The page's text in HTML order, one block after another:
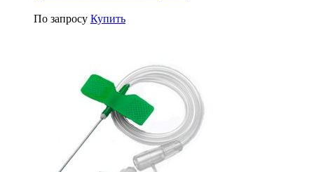
По запросу Купить